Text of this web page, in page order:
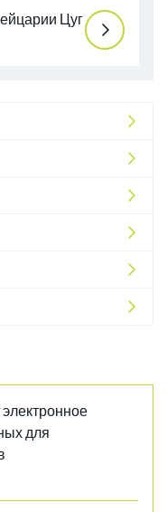
Цуг
для